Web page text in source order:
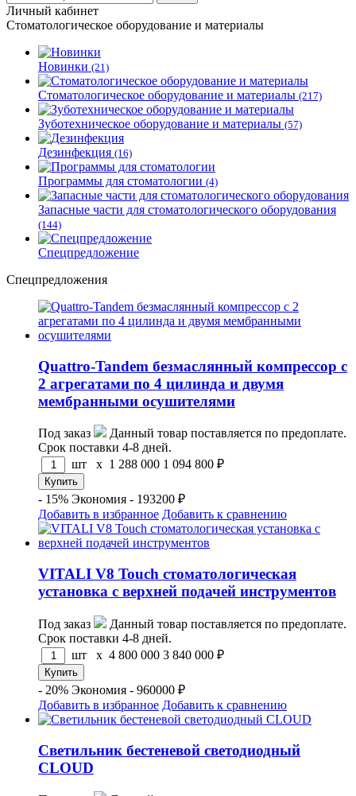
Личный кабинет
Стоматологическое оборудование и материалы
Новинки (21)
Стоматологическое оборудование и материалы (217)
Зуботехническое оборудование и материалы (57)
Дезинфекция (16)
Программы для стоматологии (4)
Запасные части для стоматологического оборудования
(144)
Спецпредложение
Спецпредложения
Quattro-Tandem безмаслянный компрессор с
2 агрегатами по 4 цилинда и двумя
мембранными осушителями
Под заказ
Данный товар поставляется по предоплате.
Срок поставки 4-8 дней.
шт x 1 288 000 1 094 800 ₽
- 15% Экономия - 193200 ₽
Добавить в избранное Добавить к сравнению
VITALI V8 Touch стоматологическая
установка с верхней подачей инструментов
Под заказ
Данный товар поставляется по предоплате.
Срок поставки 4-8 дней.
шт x 4 800 000 3 840 000 ₽
- 20% Экономия - 960000 ₽
Добавить в избранное Добавить к сравнению
Светильник бестеневой светодиодный
CLOUD